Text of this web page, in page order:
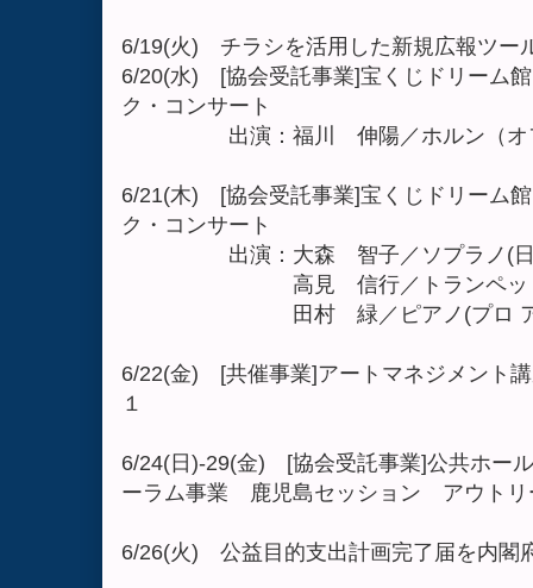
6/19(火) チラシを活用した新規広報ツー
6/20(水) [協会受託事業]宝くじドリーム
ク・コンサート
出演：福川 伸陽／ホルン（オフ
6/21(木) [協会受託事業]宝くじドリーム
ク・コンサート
出演：大森 智子／ソプラノ(日本
高見 信行／トランペット(プ
田村 緑／ピアノ(プロ アル
6/22(金) [共催事業]アートマネジメント講
１
6/24(日)-29(金) [協会受託事業]公共ホー
ーラム事業 鹿児島セッション アウトリ
6/26(火) 公益目的支出計画完了届を内閣